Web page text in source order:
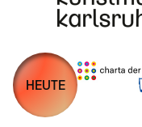
HEUTE